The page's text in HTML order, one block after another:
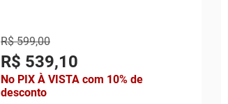
R$ 599,00
R$ 539,10
No PIX À VISTA com 10% de
desconto